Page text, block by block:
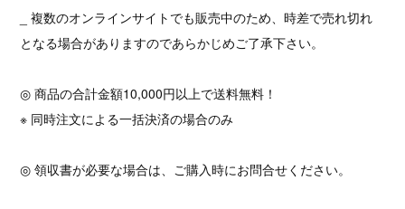
_ 複数のオンラインサイトでも販売中のため、時差で売れ切れ
となる場合がありますのであらかじめご了承下さい。
◎ 商品の合計金額10,000円以上で送料無料！
※ 同時注文による一括決済の場合のみ
◎ 領収書が必要な場合は、ご購入時にお問合せください。